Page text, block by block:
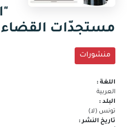
مستجدّات القضاء
منشورات
اللغة :
العربية
البلد :
تونس (لا)
تاريخ النشر :